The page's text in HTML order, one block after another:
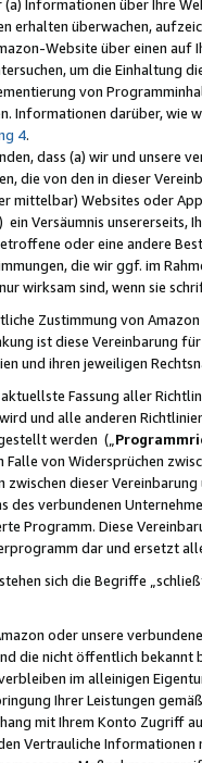
Informationen über Ihre
erhalten überwachen,
Website über einen
um die Einhaltung
von
Informationen darüber, wie
4.
dass (a) wir und
die von den in dieser
mittelbar) Websites oder
Versäumnis unsererseits,
oder eine andere
die wir ggf. im
wirksam sind, wenn sie
Zustimmung von
ist diese Vereinbarung
und ihren jeweiligen
Fassung aller
und alle anderen
werden („
von Widersprüchen
dieser
des verbundenen
Programm. Diese
dar und ersetzt
sich die Begriffe
oder unsere
die nicht öffentlich
im alleinigen
Ihrer Leistungen
mit Ihrem Konto
Vertrauliche